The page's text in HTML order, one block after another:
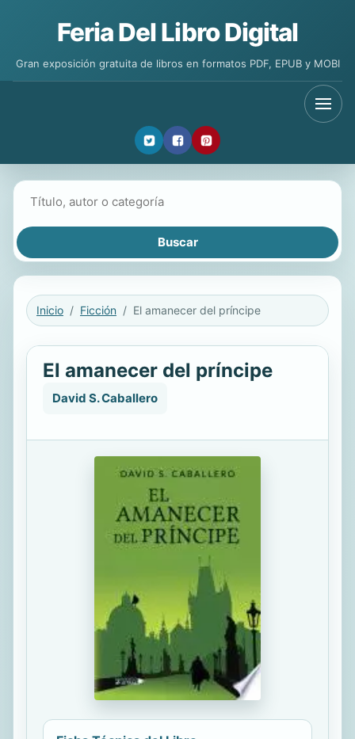
Feria Del Libro Digital
Gran exposición gratuita de libros en formatos PDF, EPUB y MOBI
Inicio Ficción El amanecer del príncipe
El amanecer del príncipe
David S. Caballero